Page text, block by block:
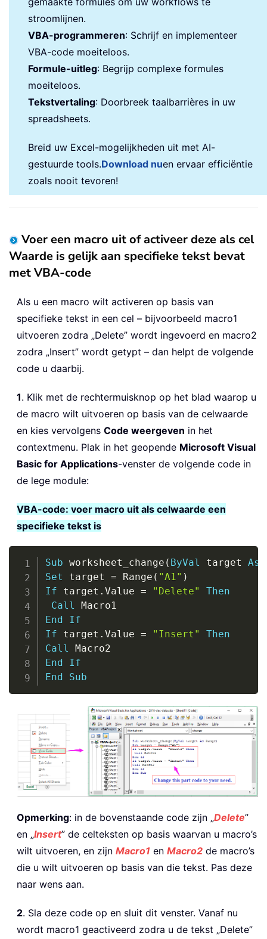
stroomlijnen.
VBA-programmeren: Schrijf en implementeer
VBA-code moeiteloos.
Formule-uitleg: Begrijp complexe formules
moeiteloos.
Tekstvertaling: Doorbreek taalbarrières in uw
spreadsheets.
Breid uw Excel-mogelijkheden uit met AI-
gestuurde tools.Download nuen ervaar efficiëntie
zoals nooit tevoren!
Voer een macro uit of activeer deze als cel
Waarde is gelijk aan specifieke tekst bevat
met VBA-code
Als u een macro wilt activeren op basis van
specifieke tekst in een cel – bijvoorbeeld macro1
uitvoeren zodra „Delete” wordt ingevoerd en macro2
zodra „Insert” wordt getypt – dan helpt de volgende
code u daarbij.
1. Klik met de rechtermuisknop op het blad waarop u
de macro wilt uitvoeren op basis van de celwaarde
en kies vervolgens Code weergeven in het
contextmenu. Plak in het geopende Microsoft Visual
Basic for Applications-venster de volgende code in
de lege module:
VBA-code: voer macro uit als celwaarde een
specifieke tekst is
Sub worksheet_change ( ByVal target As
Set target = Range ( "A1" )
If target . Value = "Delete"
Then
Call
End
If
If target . Value = "Insert"
Then
Call
End
If
End
Sub
Copy
Opmerking: in de bovenstaande code zijn „Delete”
en „Insert” de celteksten op basis waarvan u macro’s
wilt uitvoeren, en zijn Macro1 en Macro2 de macro’s
die u wilt uitvoeren op basis van die tekst. Pas deze
naar wens aan.
2. Sla deze code op en sluit dit venster. Vanaf nu
wordt macro1 geactiveerd zodra u de tekst „Delete”